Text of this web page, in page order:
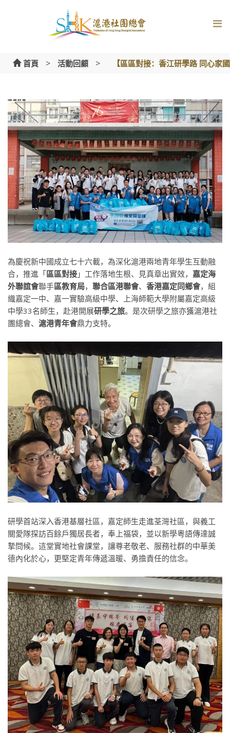
首頁 > 活動回顧 > 【區區對接：香江研學路 同心家
為慶祝新中國成立七十六載，為深化滬港兩地青年學生互動融
合，推進「區區對接 」工作落地生根、見真章出實效， 嘉定海
外聯誼會聯手區教育局， 聯合區港聯會、 香港嘉定同鄉會，組
織嘉定一中、嘉一實驗高級中學、上海師範大學附屬嘉定高級
中學33名師生，赴港開展研學之旅。是次研學之旅亦獲滬港社
團總會、 滬港青年會鼎力支特。
研學首站深入香港基層社區，嘉定師生走進荃灣社區，與義工
關愛隊探訪百餘戶獨居長者，奉上福袋，並以新學粵語傳達誠
摯問候。這堂實地社會課堂，讓尊老敬老、服務社群的中華美
德內化於心，更堅定青年傳遞溫暖、勇擔責任的信念。